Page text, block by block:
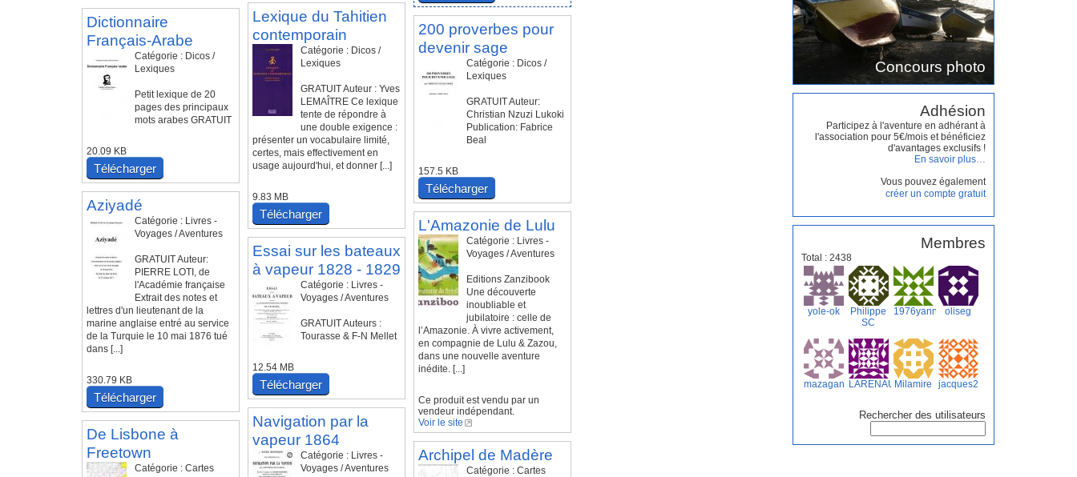
Lexique du Tahitien
contemporain
Catégorie : Dicos /
Lexiques
GRATUIT Auteur : Yves
LEMAÎTRE Ce lexique
tente de répondre à
une double exigence :
présenter un vocabulaire limité,
certes, mais effectivement en
usage aujourd'hui, et donner [...]
9.83 MB
Télécharger
Dictionnaire
Français-Arabe
Catégorie : Dicos /
Lexiques
Petit lexique de 20
pages des principaux
mots arabes GRATUIT
20.09 KB
Télécharger
200 proverbes pour
devenir sage
Catégorie : Dicos /
Lexiques
GRATUIT Auteur:
Christian Nzuzi Lukoki
Publication: Fabrice
Beal
157.5 KB
Télécharger
Aziyadé
Catégorie : Livres -
Voyages / Aventures
GRATUIT Auteur:
PIERRE LOTI, de
l'Académie française
Extrait des notes et
lettres d'un lieutenant de la
marine anglaise entré au service
de la Turquie le 10 mai 1876 tué
dans [...]
330.79 KB
Télécharger
L'Amazonie de Lulu
Catégorie : Livres -
Voyages / Aventures
Editions Zanzibook
Une découverte
inoubliable et
jubilatoire : celle de
l’Amazonie. À vivre activement,
en compagnie de Lulu & Zazou,
dans une nouvelle aventure
inédite. [...]
Ce produit est vendu par un
vendeur indépendant.
Voir le site
Essai sur les bateaux
à vapeur 1828 - 1829
Catégorie : Livres -
Voyages / Aventures
GRATUIT Auteurs :
Tourasse & F-N Mellet
12.54 MB
Télécharger
Navigation par la
vapeur 1864
Catégorie : Livres -
Voyages / Aventures
De Lisbone à
Freetown
Catégorie : Cartes
Archipel de Madère
Catégorie : Cartes
Concours photo
Adhésion
Participez à l'aventure en adhérant à
l'association pour 5€/mois et bénéficiez
d'avantages exclusifs !
En savoir plus…
Vous pouvez également
créer un compte gratuit
Membres
Total : 2438
yole-ok
Philippe
SC
1976yannickdenis
oliseg
mazagan LARENAUDIEMilamire jacques2
Rechercher des utilisateurs